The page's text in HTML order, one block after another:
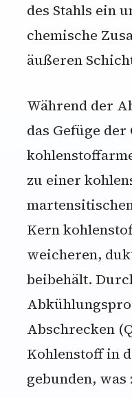
des Stahls ein
chemische
äußeren
Während der
das Gefüge
zu einer
Kern
weicheren,
beibehält.
Abschrecken
Kohlenstoff in
gebunden,